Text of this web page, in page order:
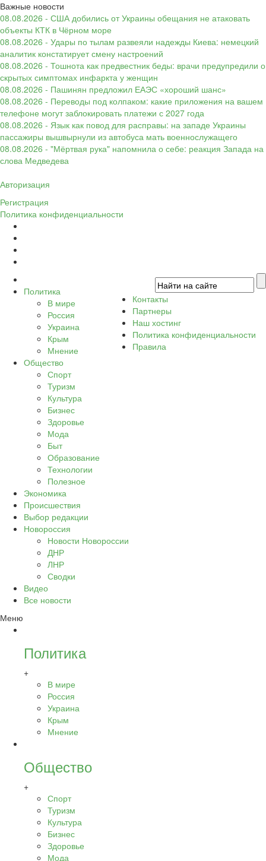
Важные новости
08.08.2026 - США добились от Украины обещания не атаковать
объекты КТК в Чёрном море
08.08.2026 - Удары по тылам развеяли надежды Киева: немецкий
аналитик констатирует смену настроений
08.08.2026 - Тошнота как предвестник беды: врачи предупредили о
скрытых симптомах инфаркта у женщин
08.08.2026 - Пашинян предложил ЕАЭС «хороший шанс»
08.08.2026 - Переводы под колпаком: какие приложения на вашем
телефоне могут заблокировать платежи с 2027 года
08.08.2026 - Язык как повод для расправы: на западе Украины
пассажиры вышвырнули из автобуса мать военнослужащего
08.08.2026 - "Мёртвая рука" напомнила о себе: реакция Запада на
слова Медведева
Авторизация
Регистрация
Политика конфиденциальности
Политика
В мире
Россия
Украина
Крым
Мнение
Общество
Спорт
Туризм
Культура
Бизнес
Здоровье
Мода
Быт
Образование
Технологии
Полезное
Экономика
Происшествия
Выбор редакции
Новороссия
Новости Новороссии
ДНР
ЛНР
Сводки
Видео
Все новости
Меню
Политика
+
В мире
Россия
Украина
Крым
Мнение
Общество
+
Спорт
Туризм
Культура
Бизнес
Здоровье
Мода
Контакты
Партнеры
Наш хостинг
Политика конфиденциальности
Правила